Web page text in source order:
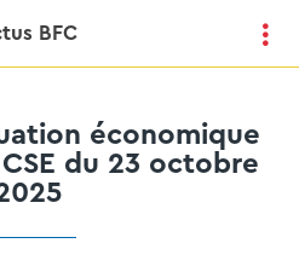
BFC
économique
du 23 octobre